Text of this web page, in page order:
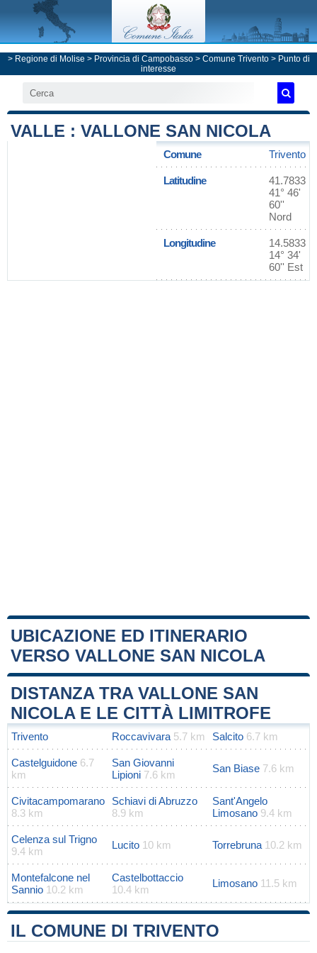
> Regione di Molise > Provincia di Campobasso> Comune Trivento> Punto di
interesse
VALLE : VALLONE SAN NICOLA
Comune Trivento
Latitudine
41.7833
41° 46'
60''
Nord
Longitudine
14.5833
14° 34'
60'' Est
UBICAZIONE ED ITINERARIO
VERSO VALLONE SAN NICOLA
+
−
Leaflet|Map data © OpenStreetMapcontributors
DISTANZA TRA VALLONE SAN
NICOLA E LE CITTÀ LIMITROFE
Trivento Roccavivara 5.7 km Salcito 6.7 km
Castelguidone 6.7
km
San Giovanni
Lipioni 7.6 km
San Biase 7.6 km
Civitacampomarano
8.3 km
Schiavi di Abruzzo
8.9 km
Sant'Angelo
Limosano 9.4 km
Celenza sul Trigno
9.4 km
Lucito 10 km Torrebruna 10.2 km
Montefalcone nel
Sannio 10.2 km
Castelbottaccio
10.4 km
Limosano 11.5 km
IL COMUNE DI TRIVENTO